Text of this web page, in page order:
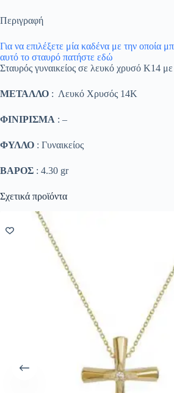
Περιγραφή
Για να επιλέξετε μία καδένα με την οποία
αυτό το σταυρό πατήστε εδώ
Σταυρός γυναικείος σε λευκό χρυσό K14 με
ΜΕΤΑΛΛΟ : Λευκό Χρυσός 14K
ΦΙΝΙΡΙΣΜΑ : –
ΦΥΛΛΟ : Γυναικείος
ΒΑΡΟΣ : 4.30 gr
Σχετικά προϊόντα